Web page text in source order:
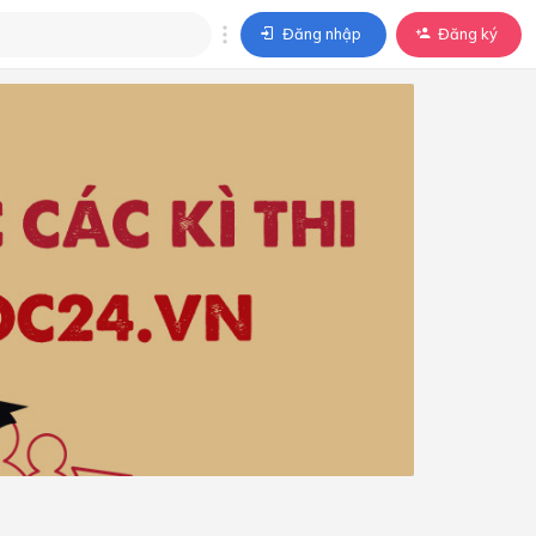
Đăng nhập Đăng ký